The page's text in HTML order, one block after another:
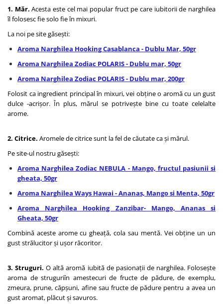
1. Măr.Acesta este cel mai popular fruct pe care iubitorii de narghilea
îl folosesc fie solo fie în mixuri.
La noi pe site găsești:
Aroma Narghilea Hooking Casablanca - Dublu Mar, 50gr
Aroma Narghilea Zodiac POLARIS - Dublu mar, 50gr
Aroma Narghilea Zodiac POLARIS - Dublu mar, 200gr
Folosit ca ingredient principal în mixuri, vei obține o aromă cu un gust
dulce -acrișor. În plus, mărul se potrivește bine cu toate celelalte
arome.
2. Citrice. Aromele de citrice sunt la fel de căutate ca și mărul.
Pe site-ul nostru găsești:
Aroma Narghilea Zodiac NEBULA - Mango, fructul pasiunii si
gheata, 50gr
Aroma Narghilea Ways Hawai - Ananas, Mango si Menta, 50gr
Aroma Narghilea Hooking Zanzibar- Mango, Ananas si
Gheata, 50gr
Combină aceste arome cu gheață, cola sau mentă. Vei obține un un
gust strălucitor și ușor răcoritor.
3. Struguri. O altă aromă iubită de pasionații de narghilea. Folosește
aroma de struguriîn amestecuri de fructe de pădure, de exemplu,
zmeura, prune, căpșuni, afine sau fructe de pădure pentru a avea un
gust aromat, plăcut și savuros.